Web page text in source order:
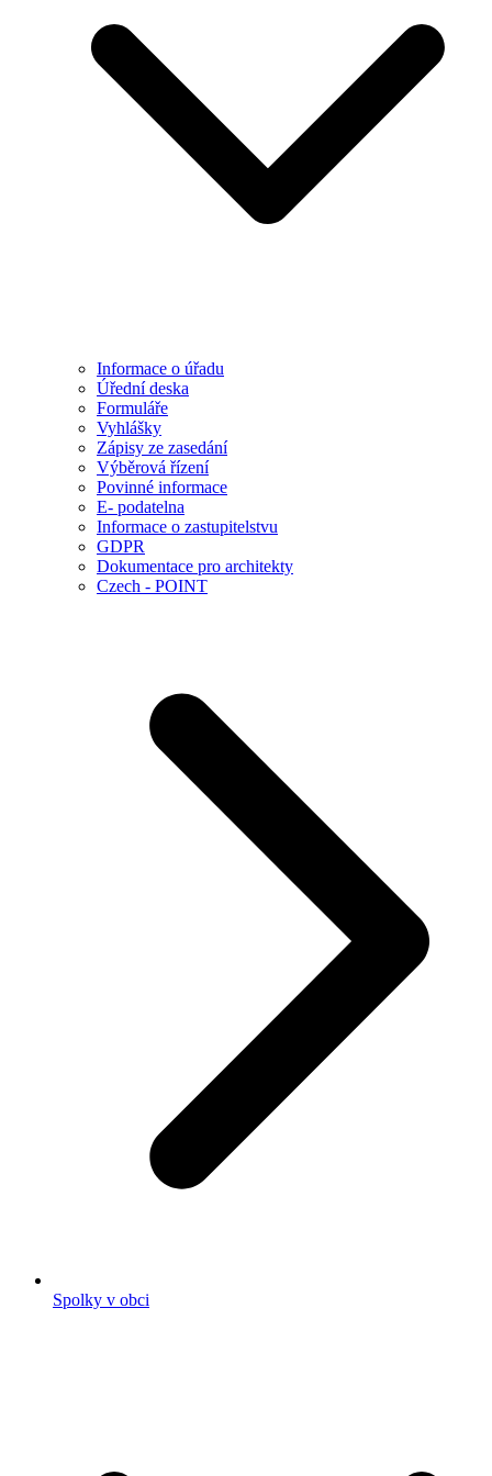
Informace o úřadu
Úřední deska
Formuláře
Vyhlášky
Zápisy ze zasedání
Výběrová řízení
Povinné informace
E- podatelna
Informace o zastupitelstvu
GDPR
Dokumentace pro architekty
Czech - POINT
Spolky v obci